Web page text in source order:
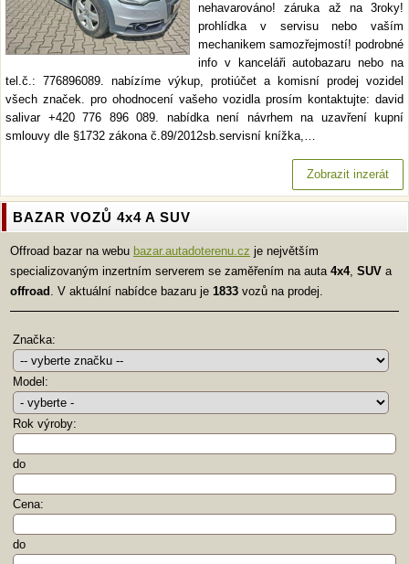
nehavarováno! záruka až na 3roky!
prohlídka v servisu nebo vaším
mechanikem samozřejmostí! podrobné
info v kanceláři autobazaru nebo na
tel.č.: 776896089. nabízíme výkup, protiúčet a komisní prodej vozidel
všech značek. pro ohodnocení vašeho vozidla prosím kontaktujte: david
salivar +420 776 896 089. nabídka není návrhem na uzavření kupní
smlouvy dle §1732 zákona č.89/2012sb.servisní knížka,…
Zobrazit inzerát
BAZAR VOZŮ 4x4 A SUV
Offroad bazar na webu bazar.autadoterenu.cz je největším
specializovaným inzertním serverem se zaměřením na auta 4x4, SUV a
offroad . V aktuální nabídce bazaru je 1833 vozů na prodej.
Značka:
Model:
Rok výroby:
do
Cena:
do